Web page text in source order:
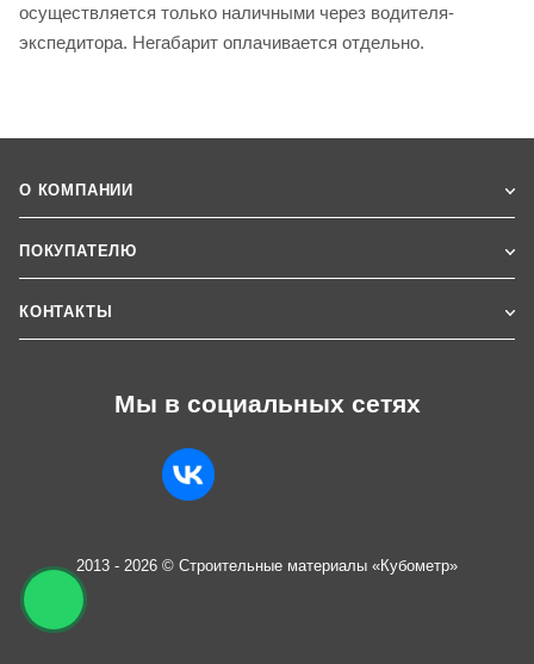
осуществляется только наличными через водителя-
экспедитора. Негабарит оплачивается отдельно.
О КОМПАНИИ
ПОКУПАТЕЛЮ
КОНТАКТЫ
Мы в социальных сетях
2013 - 2026 © Строительные материалы «Кубометр»